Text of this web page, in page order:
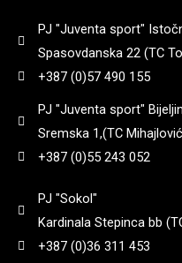
PJ "Juventa sport"
Spasovdanska 22 (TC
+387 (0)57 490 155
PJ "Juventa sport"
Sremska 1,(TC
+387 (0)55 243 052
PJ "Sokol"
Kardinala Stepinca bb
+387 (0)36 311 453